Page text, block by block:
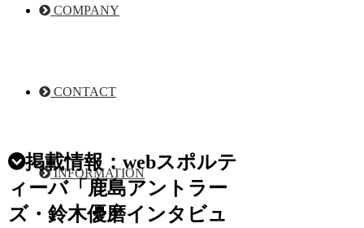
COMPANY
CONTACT
INFORMATION
掲載情報：webスポルテ
ィーバ「鹿島アントラー
ズ・鈴木優磨インタビュ